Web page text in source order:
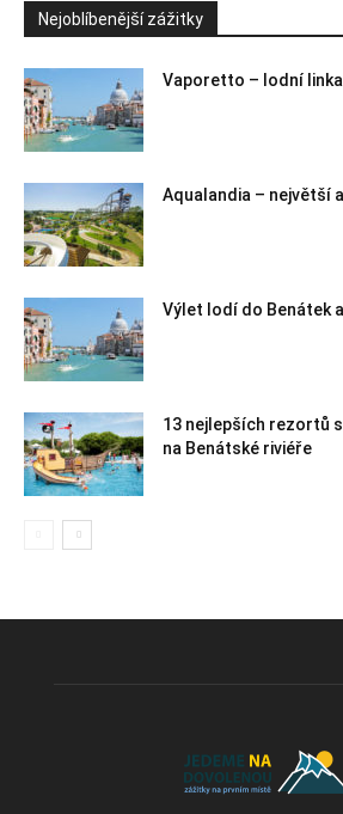
Nejoblíbenější zážitky
Vaporetto – lodní
Aqualandia – největší
Výlet lodí do Benátek
13 nejlepších rezortů
na Benátské riviéře